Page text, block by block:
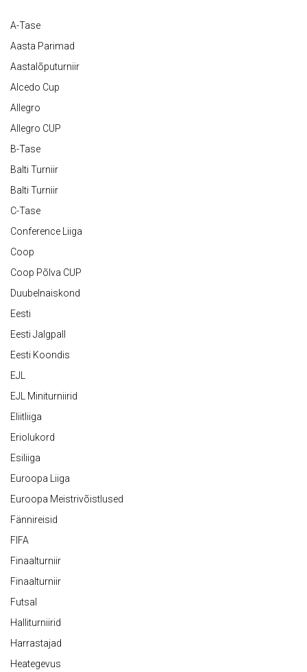
A-Tase
Aasta Parimad
Aastalõputurniir
Alcedo Cup
Allegro
Allegro CUP
B-Tase
Balti Turniir
Balti Turniir
C-Tase
Conference Liiga
Coop
Coop Põlva CUP
Duubelnaiskond
Eesti
Eesti Jalgpall
Eesti Koondis
EJL
EJL Miniturniirid
Eliitliiga
Eriolukord
Esiliiga
Euroopa Liiga
Euroopa Meistrivõistlused
Fännireisid
FIFA
Finaalturniir
Finaalturniir
Futsal
Halliturniirid
Harrastajad
Heategevus